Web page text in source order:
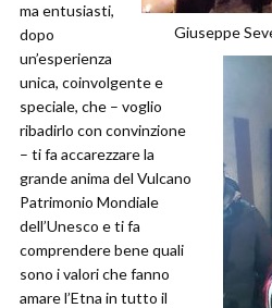
Giuseppe
ma entusiasti,
dopo
un’esperienza
unica, coinvolgente e
speciale, che – voglio
ribadirlo con convinzione
– ti fa accarezzare la
grande anima del Vulcano
Patrimonio Mondiale
dell’Unesco e ti fa
comprendere bene quali
sono i valori che fanno
amare l’Etna in tutto il